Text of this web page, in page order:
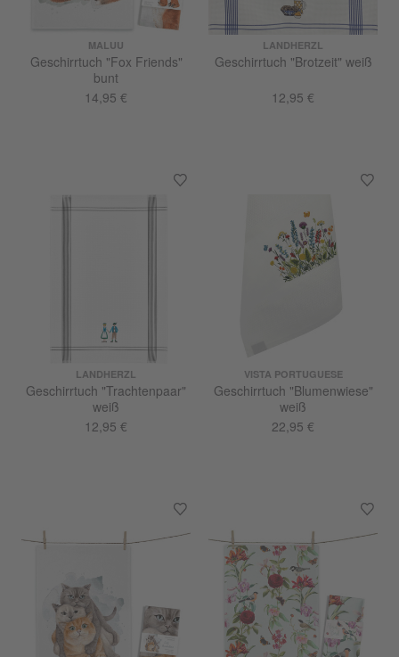
MALUU
Geschirrtuch "Fox Friends"
bunt
14,95 €
LANDHERZL
Geschirrtuch "Brotzeit" weiß
12,95 €
LANDHERZL
Geschirrtuch "Trachtenpaar"
weiß
12,95 €
VISTA PORTUGUESE
Geschirrtuch "Blumenwiese"
weiß
22,95 €